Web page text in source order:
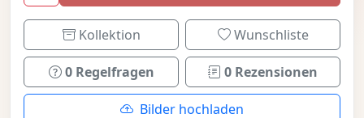
Kollektion Wunschliste
0 Regelfragen 0 Rezensionen
Bilder hochladen